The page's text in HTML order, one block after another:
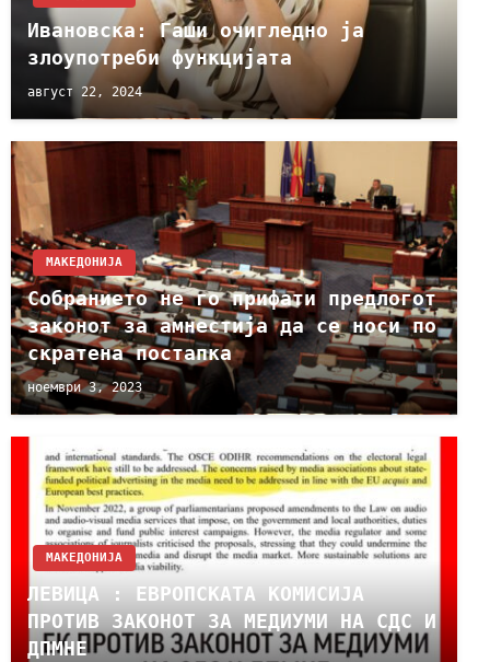
Ивановска: Гаши очигледно ја
злоупотреби функцијата
август 22, 2024
МАКЕДОНИЈА
Собранието не го прифати предлогот
законот за амнестија да се носи по
скратена постапка
ноември 3, 2023
МАКЕДОНИЈА
ЛЕВИЦА : ЕВРОПСКАТА КОМИСИЈА
ПРОТИВ ЗАКОНОТ ЗА МЕДИУМИ НА СДС И
ДПМНЕ